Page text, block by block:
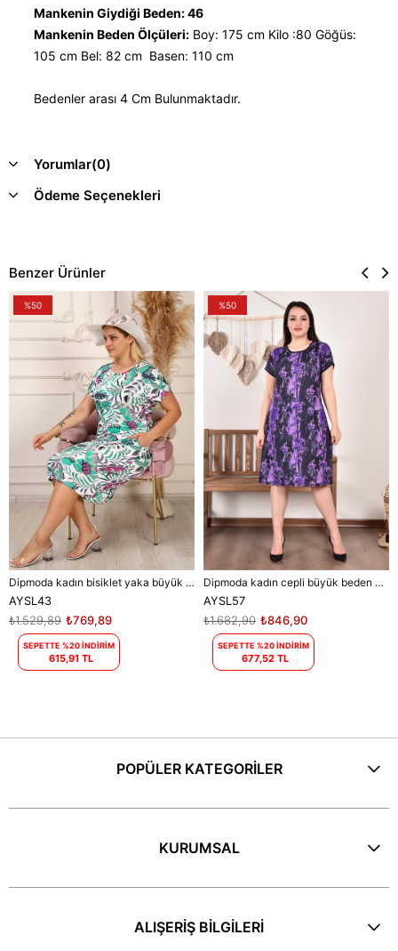
Mankenin Giydiği Beden: 46
Mankenin Beden Ölçüleri: Boy: 175 cm Kilo :80 Göğüs:
105 cm Bel: 82 cm Basen: 110 cm
Bedenler arası 4 Cm Bulunmaktadır.
Yorumlar(0)
Ödeme Seçenekleri
Benzer Ürünler
Dipmoda kadın bisiklet yaka büyük beden elbise DPAYSL43 - Mavi
AYSL43
₺769,89
₺1.529,89
SEPETTE %20 İNDİRİM
615,91 TL
%50
Dipmoda kadın cepli büyük beden elbise DPAYSL57 - Mor
AYSL57
₺846,90
₺1.682,90
SEPETTE %20 İNDİRİM
677,52 TL
%50
POPÜLER KATEGORİLER
KURUMSAL
ALIŞERİŞ BİLGİLERİ